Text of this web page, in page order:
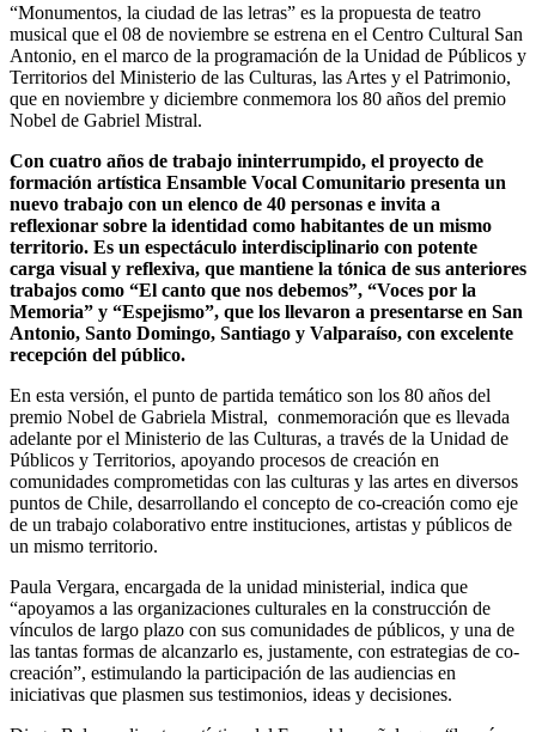
“Monumentos, la ciudad de las letras” es la propuesta de teatro
musical que el 08 de noviembre se estrena en el Centro Cultural San
Antonio, en el marco de la programación de la Unidad de Públicos y
Territorios del Ministerio de las Culturas, las Artes y el Patrimonio,
que en noviembre y diciembre conmemora los 80 años del premio
Nobel de Gabriel Mistral.
Con cuatro años de trabajo ininterrumpido, el proyecto de
formación artística Ensamble Vocal Comunitario presenta un
nuevo trabajo con un elenco de 40 personas e invita a
reflexionar sobre la identidad como habitantes de un mismo
territorio. Es un espectáculo interdisciplinario con potente
carga visual y reflexiva, que mantiene la tónica de sus anteriores
trabajos como “El canto que nos debemos”, “Voces por la
Memoria” y “Espejismo”, que los llevaron a presentarse en San
Antonio, Santo Domingo, Santiago y Valparaíso, con excelente
recepción del público.
En esta versión, el punto de partida temático son los 80 años del
premio Nobel de Gabriela Mistral, conmemoración que es llevada
adelante por el Ministerio de las Culturas, a través de la Unidad de
Públicos y Territorios, apoyando procesos de creación en
comunidades comprometidas con las culturas y las artes en diversos
puntos de Chile, desarrollando el concepto de co-creación como eje
de un trabajo colaborativo entre instituciones, artistas y públicos de
un mismo territorio.
Paula Vergara, encargada de la unidad ministerial, indica que
“apoyamos a las organizaciones culturales en la construcción de
vínculos de largo plazo con sus comunidades de públicos, y una de
las tantas formas de alcanzarlo es, justamente, con estrategias de co-
creación”, estimulando la participación de las audiencias en
iniciativas que plasmen sus testimonios, ideas y decisiones.